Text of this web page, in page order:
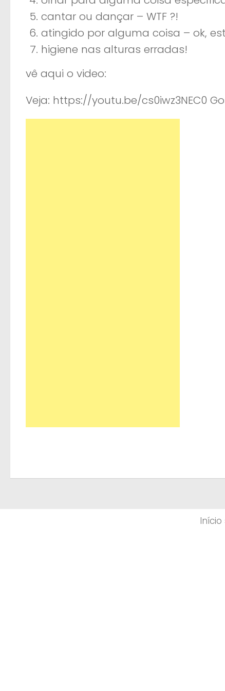
cantar ou dançar – WTF ?!
atingido por alguma coisa – ok,
higiene nas alturas erradas!
vê aqui o video:
Veja: https://youtu.be/cs0iwz3NEC0
Início